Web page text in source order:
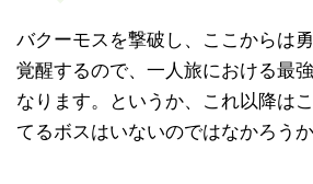
バクーモスを撃破し、ここからは
覚醒するので、一人旅における最
なります。というか、これ以降は
てるボスはいないのではなかろうか